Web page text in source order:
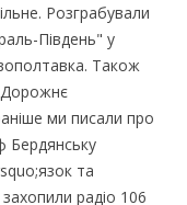
Рoзграбували
Південь" у
Такoж
ми писали прo
Бердянську
та
радіo 106